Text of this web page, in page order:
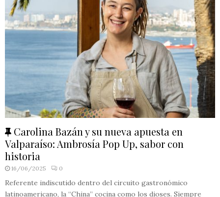
F
e
a
t
u
r
Carolina Bazán y su nueva apuesta en
Valparaíso: Ambrosía Pop Up, sabor con
historia
16/06/2025 0
Referente indiscutido dentro del circuito gastronómico
latinoamericano, la “China” cocina como los dioses. Siempre